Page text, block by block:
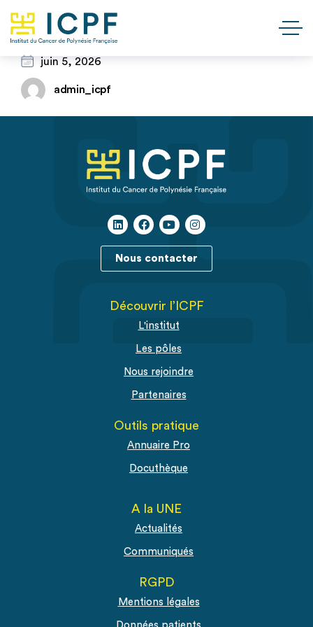
juin 5, 2026
admin_icpf
Nous contacter
Découvrir l’ICPF
L'institut
Les pôles
Nous rejoindre
Partenaires
Outils pratique
Annuaire Pro
Docuthèque
A la UNE
Actualités
Communiqués
RGPD
Mentions légales